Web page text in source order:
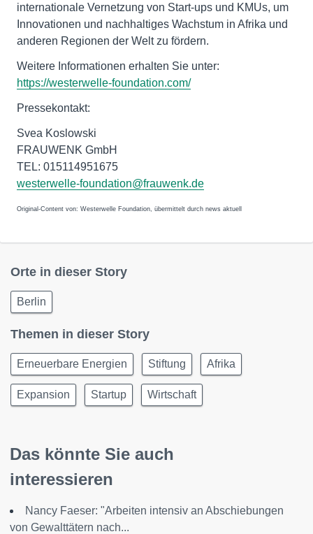
internationale Vernetzung von Start-ups und KMUs, um
Innovationen und nachhaltiges Wachstum in Afrika und
anderen Regionen der Welt zu fördern.
Weitere Informationen erhalten Sie unter:
https://westerwelle-foundation.com/
Pressekontakt:
Svea Koslowski
FRAUWENK GmbH
TEL: 015114951675
westerwelle-foundation@frauwenk.de
Original-Content von: Westerwelle Foundation, übermittelt durch news aktuell
Orte in dieser Story
Berlin
Themen in dieser Story
Erneuerbare Energien Stiftung Afrika
Expansion Startup Wirtschaft
Das könnte Sie auch
interessieren
Nancy Faeser: "Arbeiten intensiv an Abschiebungen
von Gewalttätern nach...